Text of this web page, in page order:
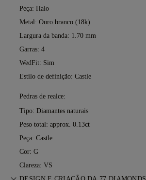
Peça: Halo
Metal: Ouro branco (18k)
Largura da banda: 1.70 mm
Garras: 4
WedFit: Sim
Estilo de definição: Castle
Pedras de realce:
Tipo: Diamantes naturais
Peso total: approx. 0.13ct
Peça: Castle
Cor: G
Clareza: VS